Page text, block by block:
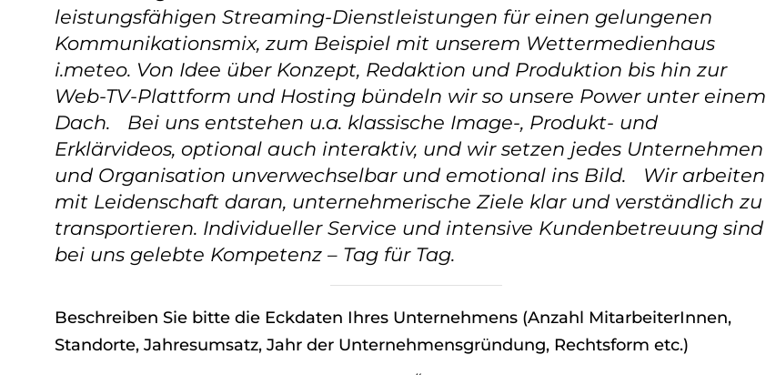
leistungsfähigen Streaming-Dienstleistungen für einen gelungenen
Kommunikationsmix, zum Beispiel mit unserem Wettermedienhaus
i.meteo. Von Idee über Konzept, Redaktion und Produktion bis hin zur
Web-TV-Plattform und Hosting bündeln wir so unsere Power unter einem
Dach. Bei uns entstehen u.a. klassische Image-, Produkt- und
Erklärvideos, optional auch interaktiv, und wir setzen jedes Unternehmen
und Organisation unverwechselbar und emotional ins Bild. Wir arbeiten
mit Leidenschaft daran, unternehmerische Ziele klar und verständlich zu
transportieren. Individueller Service und intensive Kundenbetreuung sind
bei uns gelebte Kompetenz – Tag für Tag.
Beschreiben Sie bitte die Eckdaten Ihres Unternehmens (Anzahl MitarbeiterInnen,
Standorte, Jahresumsatz, Jahr der Unternehmensgründung, Rechtsform etc.)